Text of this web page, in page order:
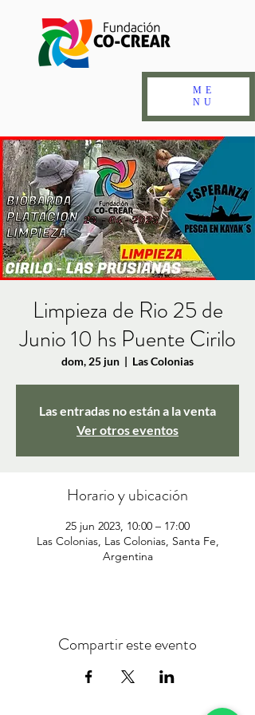
ME
NU
Limpieza de Rio 25 de
Junio 10 hs Puente Cirilo
dom, 25 jun
  |
Las Colonias
Las entradas no están a la venta
Ver otros eventos
Horario y ubicación
25 jun 2023, 10:00 – 17:00
Las Colonias, Las Colonias, Santa Fe,
Argentina
Compartir este evento